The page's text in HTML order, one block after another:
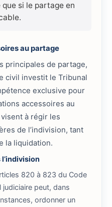
si le partage en
au partage
principales de partage,
civil investit le Tribunal
exclusive pour
accessoires au
à régir les
de l’indivision, tant
la liquidation.
820 à 823 du Code
judiciaire peut, dans
ordonner un